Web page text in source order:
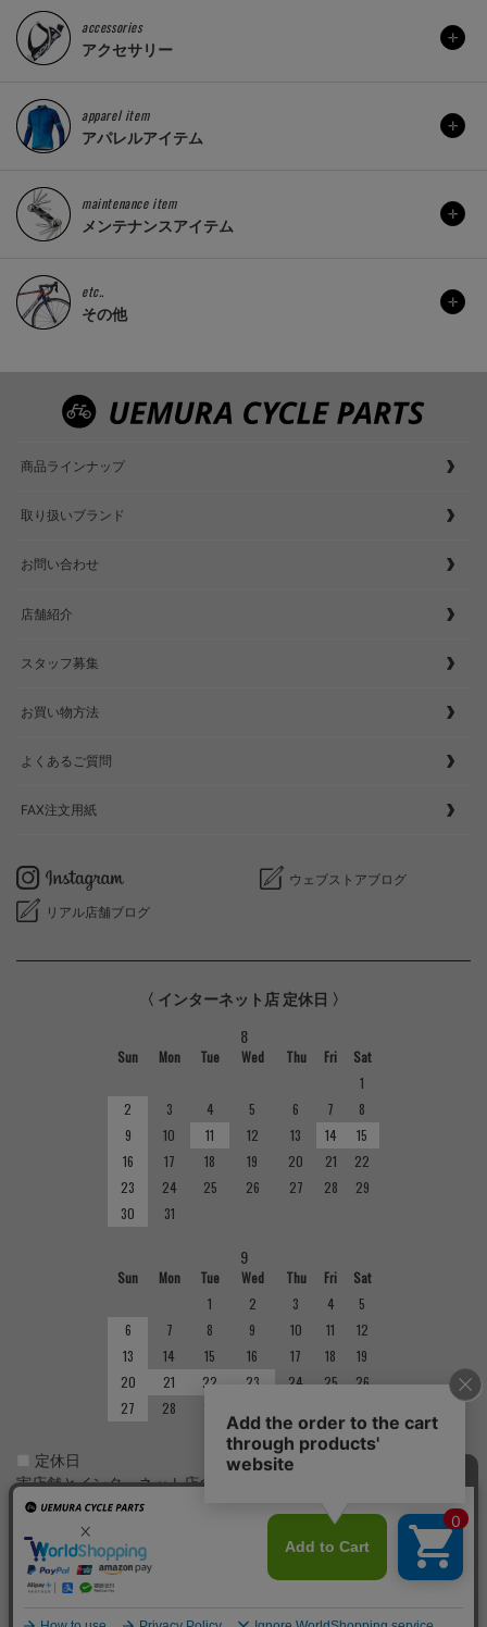
accessories
アクセサリー
apparel item
アパレルアイテム
maintenance item
メンテナンスアイテム
etc..
その他
商品ラインナップ
取り扱いブランド
お問い合わせ
店舗紹介
スタッフ募集
お買い物方法
よくあるご質問
FAX注文用紙
ウェブストアブログ
リアル店舗ブログ
〈 インターネット店 定休日 〉
8
Sun Mon Tue Wed Thu Fri
Sat
1
2
3 4 5 6 7
8
9
10 11 12 13 14
15
16
17 18 19 20 21
22
23
24 25 26 27 28
29
30
31
9
Sun Mon Tue Wed Thu Fri
Sat
1
2 3 4
5
6
7 8 9 10 11
12
13
14 15 16 17 18
19
20
21 22 23 24 25
26
27
28
定休日
実店舗とインターネット店の定休日は異なりますのでご注意くだ
さい。実店舗の定休日については店舗紹介をご確認ください。
Copyright(C)サイクルショップで完成車やパーツをお求めならUemura Cycle Parts.All Rights